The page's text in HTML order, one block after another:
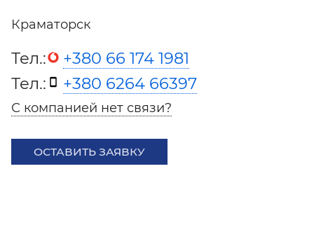
Краматорск
Тел.:
+380 66 174 1981
Тел.:
+380 6264 66397
С компанией нет связи?
ОСТАВИТЬ ЗАЯВКУ